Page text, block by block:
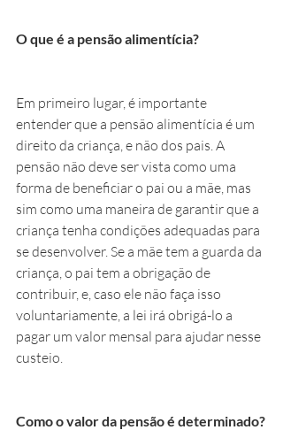
O que é a pensão alimentícia?
Em primeiro lugar, é importante
entender que a pensão alimentícia é um
direito da criança, e não dos pais. A
pensão não deve ser vista como uma
forma de beneficiar o pai ou a mãe, mas
sim como uma maneira de garantir que a
criança tenha condições adequadas para
se desenvolver. Se a mãe tem a guarda da
criança, o pai tem a obrigação de
contribuir, e, caso ele não faça isso
voluntariamente, a lei irá obrigá-lo a
pagar um valor mensal para ajudar nesse
custeio.
Como o valor da pensão é determinado?